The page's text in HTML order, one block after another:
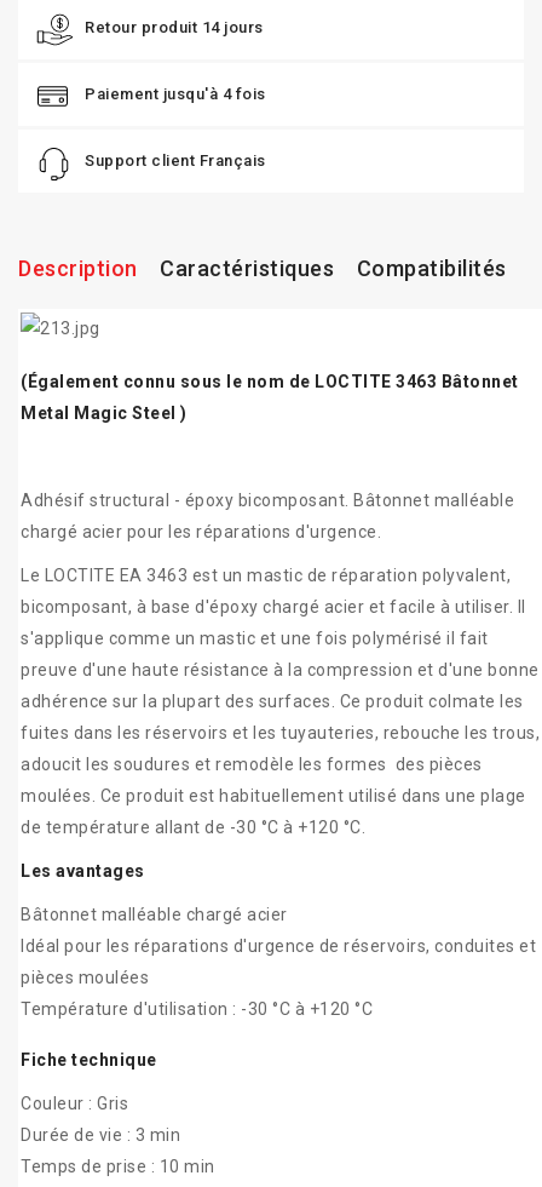
Retour produit 14 jours
Paiement jusqu'à 4 fois
Support client Français
Description Caractéristiques Compatibilités
(Également connu sous le nom de LOCTITE 3463 Bâtonnet
Metal Magic Steel )
Adhésif structural - époxy bicomposant. Bâtonnet malléable
chargé acier pour les réparations d'urgence.
Le LOCTITE EA 3463 est un mastic de réparation polyvalent,
bicomposant, à base d'époxy chargé acier et facile à utiliser. Il
s'applique comme un mastic et une fois polymérisé il fait
preuve d'une haute résistance à la compression et d'une bonne
adhérence sur la plupart des surfaces. Ce produit colmate les
fuites dans les réservoirs et les tuyauteries, rebouche les trous,
adoucit les soudures et remodèle les formes des pièces
moulées. Ce produit est habituellement utilisé dans une plage
de température allant de -30 °C à +120 °C.
Les avantages
Bâtonnet malléable chargé acier
Idéal pour les réparations d'urgence de réservoirs, conduites et
pièces moulées
Température d'utilisation : -30 °C à +120 °C
Fiche technique
Couleur : Gris
Durée de vie : 3 min
Temps de prise : 10 min